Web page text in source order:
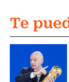
Te